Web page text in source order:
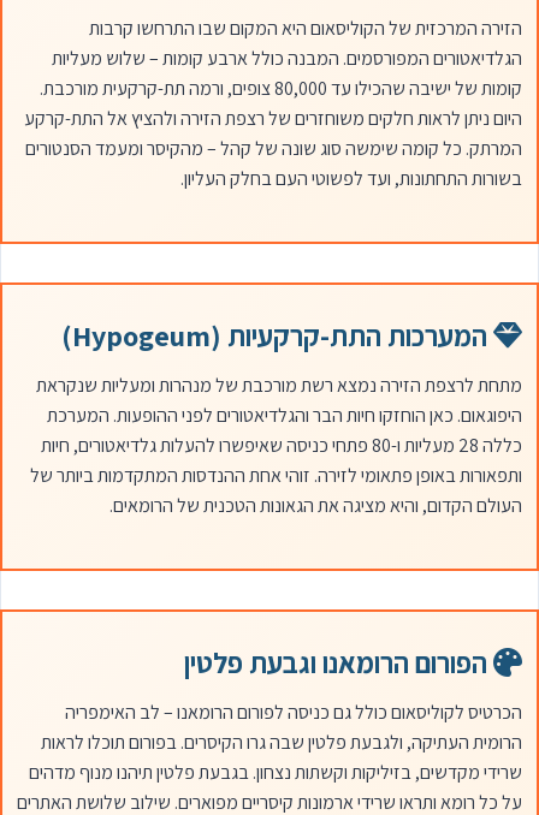
הזירה המרכזית של הקוליסאום היא המקום שבו התרחשו קרבות
הגלדיאטורים המפורסמים. המבנה כולל ארבע קומות – שלוש מעליות
קומות של ישיבה שהכילו עד 80,000 צופים, ורמה תת-קרקעית מורכבת.
היום ניתן לראות חלקים משוחזרים של רצפת הזירה ולהציץ אל התת-קרקע
המרתק. כל קומה שימשה סוג שונה של קהל – מהקיסר ומעמד הסנטורים
בשורות התחתונות, ועד לפשוטי העם בחלק העליון.
המערכות התת-קרקעיות (Hypogeum)
מתחת לרצפת הזירה נמצא רשת מורכבת של מנהרות ומעליות שנקראת
היפוגאום. כאן הוחזקו חיות הבר והגלדיאטורים לפני ההופעות. המערכת
כללה 28 מעליות ו-80 פתחי כניסה שאיפשרו להעלות גלדיאטורים, חיות
ותפאורות באופן פתאומי לזירה. זוהי אחת ההנדסות המתקדמות ביותר של
העולם הקדום, והיא מציגה את הגאונות הטכנית של הרומאים.
הפורום הרומאנו וגבעת פלטין
הכרטיס לקוליסאום כולל גם כניסה לפורום הרומאנו – לב האימפריה
הרומית העתיקה, ולגבעת פלטין שבה גרו הקיסרים. בפורום תוכלו לראות
שרידי מקדשים, בזיליקות וקשתות נצחון. בגבעת פלטין תיהנו מנוף מדהים
על כל רומא ותראו שרידי ארמונות קיסריים מפוארים. שילוב שלושת האתרים